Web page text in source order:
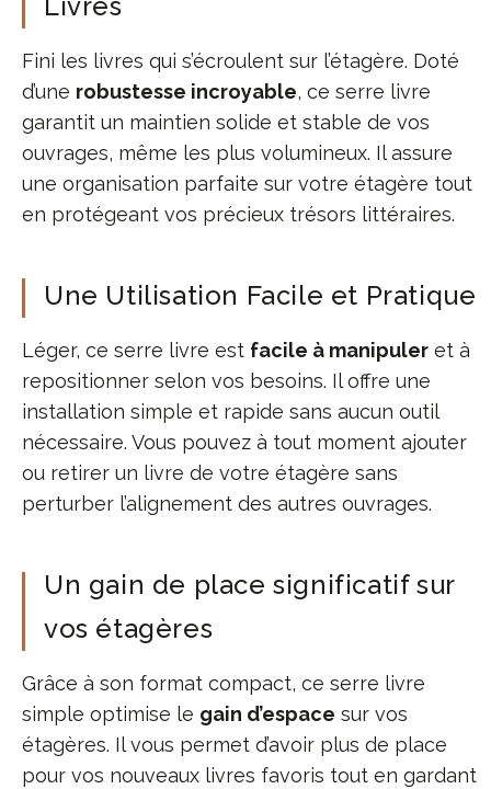
Fini les livres qui s’écroulent sur l’étagère. Doté
d’une robustesse incroyable, ce serre livre
garantit un maintien solide et stable de vos
ouvrages, même les plus volumineux. Il assure
une organisation parfaite sur votre étagère tout
en protégeant vos précieux trésors littéraires.
Une Utilisation Facile et Pratique
Léger, ce serre livre est facile à manipuler et à
repositionner selon vos besoins. Il offre une
installation simple et rapide sans aucun outil
nécessaire. Vous pouvez à tout moment ajouter
ou retirer un livre de votre étagère sans
perturber l’alignement des autres ouvrages.
Un gain de place significatif sur
vos étagères
Grâce à son format compact, ce serre livre
simple optimise le gain d’espace sur vos
étagères. Il vous permet d’avoir plus de place
pour vos nouveaux livres favoris tout en gardant